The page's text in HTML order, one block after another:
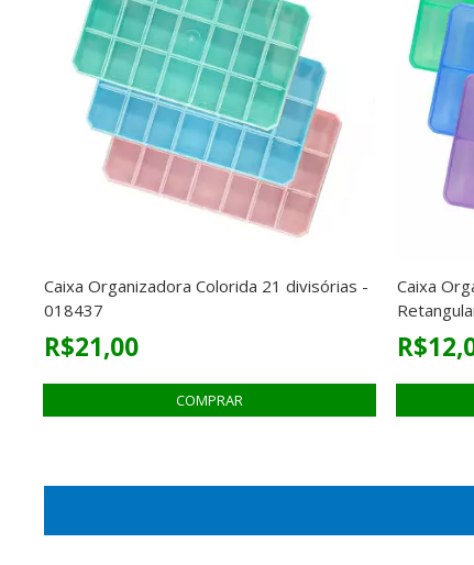
Caixa Organizadora Colorida 21 divisórias -
018437
R$21,00
Caixa